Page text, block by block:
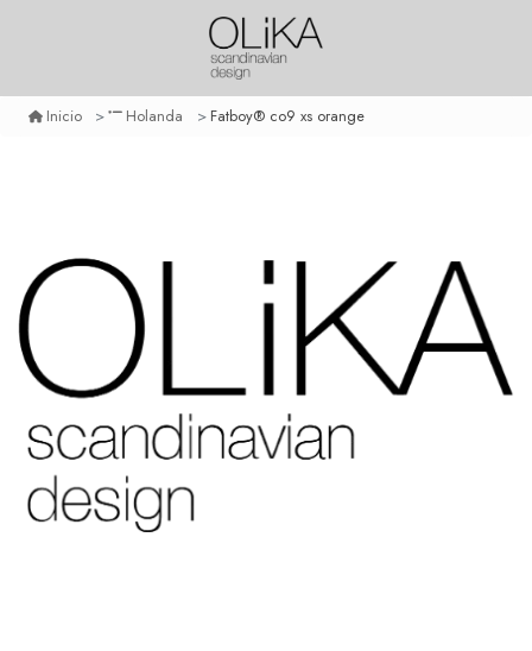
Inicio Holanda Fatboy® co9 xs orange